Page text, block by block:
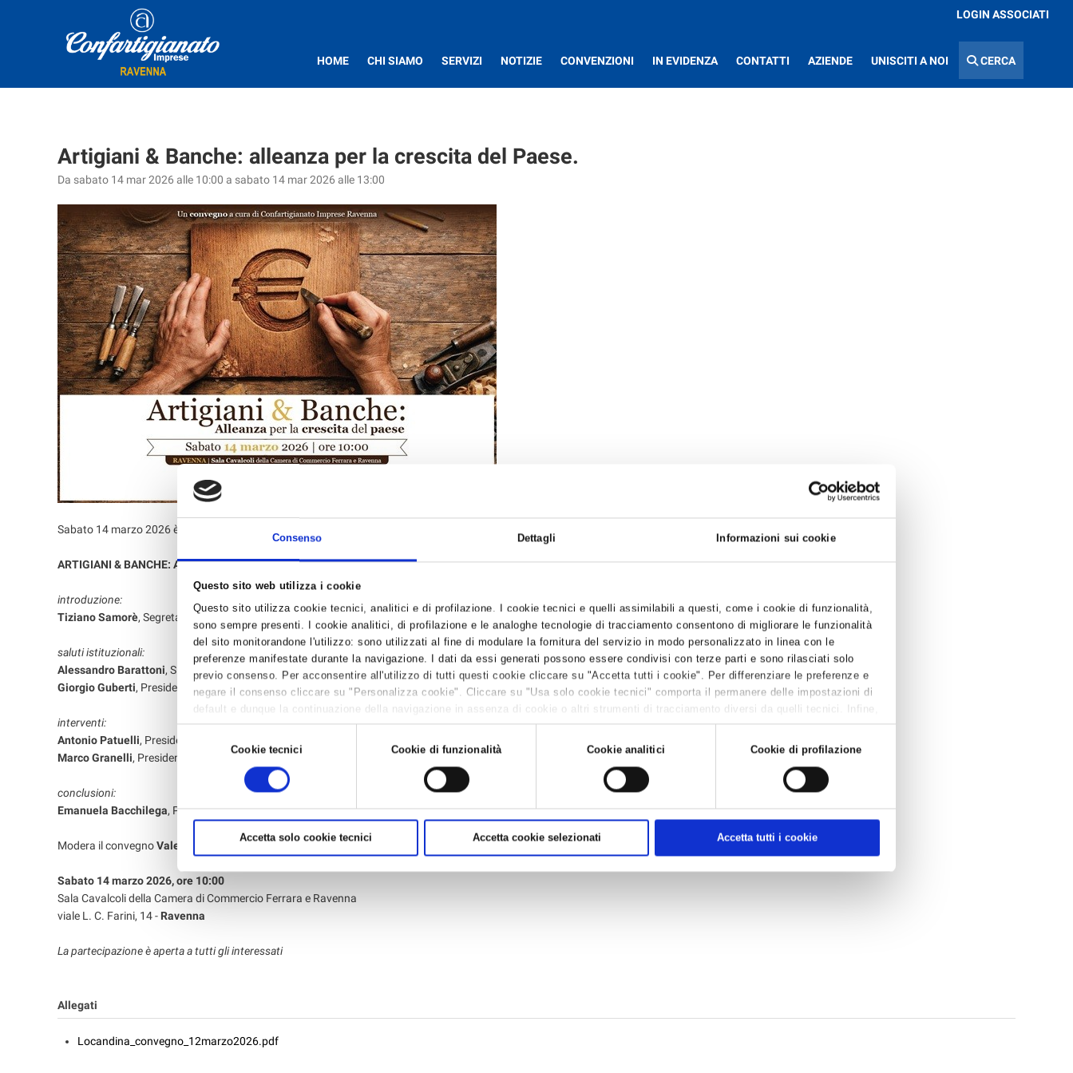
Consenso Dettagli Informazioni sui cookie
Questo sito web utilizza i cookie
Questo sito utilizza cookie tecnici, analitici e di profilazione. I cookie tecnici e quelli assimilabili a questi, come i cookie di funzionalità,
sono sempre presenti. I cookie analitici, di profilazione e le analoghe tecnologie di tracciamento consentono di migliorare le funzionalità
del sito monitorandone l'utilizzo: sono utilizzati al fine di modulare la fornitura del servizio in modo personalizzato in linea con le
preferenze manifestate durante la navigazione. I dati da essi generati possono essere condivisi con terze parti e sono rilasciati solo
previo consenso. Per acconsentire all'utilizzo di tutti questi cookie cliccare su "Accetta tutti i cookie". Per differenziare le preferenze e
negare il consenso cliccare su "Personalizza cookie". Cliccare su "Usa solo cookie tecnici" comporta il permanere delle impostazioni di
default e dunque la continuazione della navigazione in assenza di cookie o altri strumenti di tracciamento diversi da quelli tecnici. Infine,
per avere maggiori informazioni, leggere laCookie policy.
Cookie tecnici Cookie di funzionalità Cookie analitici Cookie di profilazione
Accetta solo cookie tecnici Accetta cookie selezionati Accetta tutti i cookie
LOGIN ASSOCIATI
HOME CHI SIAMO SERVIZI NOTIZIE CONVENZIONI IN EVIDENZA CONTATTI AZIENDE UNISCITI A NOI CERCA
Artigiani & Banche: alleanza per la crescita del Paese.
Da sabato 14 mar 2026 alle 10:00 a sabato 14 mar 2026 alle 13:00
Sabato 14 marzo 2026 è in programma un convegno organizzato da Confartigianato Imprese Ravenna con il patrocinio della Camera di Commercio di Ferrara Ravenna.
ARTIGIANI & BANCHE: ALLEANZA PER LA CRESCITA DEL PAESE
introduzione:
Tiziano Samorè, Segretario Confartigianato Imprese Ravenna
saluti istituzionali:
Alessandro Barattoni, Sindaco di Ravenna
Giorgio Guberti, Presidente Camera di Commercio Ferrara e Ravenna
interventi:
Antonio Patuelli, Presidente ABI
Marco Granelli, Presidente Nazionale Confartigianato Imprese
conclusioni:
Emanuela Bacchilega, Presidente Confartigianato Imprese Ravenna
Modera il convegnoValerio Baroncini , Vice Direttore de Il Resto del Carlino
Sabato 14 marzo 2026, ore 10:00
Sala Cavalcoli della Camera di Commercio Ferrara e Ravenna
viale L. C. Farini, 14 - Ravenna
La partecipazione è aperta a tutti gli interessati
Allegati
Locandina_convegno_12marzo2026.pdf